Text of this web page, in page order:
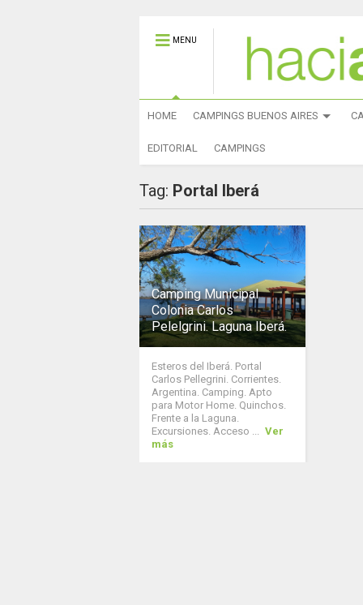
MENU
HOME CAMPINGS BUENOS AIRES
EDITORIAL CAMPINGS
Tag: Portal Iberá
Camping Municipal
Colonia Carlos
Pelelgrini. Laguna Iberá.
Esteros del Iberá. Portal
Carlos Pellegrini. Corrientes.
Argentina. Camping. Apto
para Motor Home. Quinchos.
Frente a la Laguna.
Excursiones. Acceso ... Ver
más